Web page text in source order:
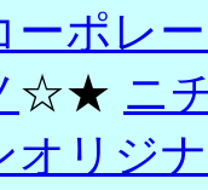
ーポレ
☆★ ニ
オリジ